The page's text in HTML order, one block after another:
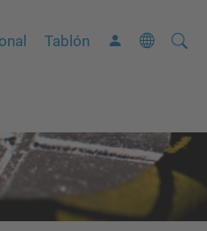
Tablón
B
u
a